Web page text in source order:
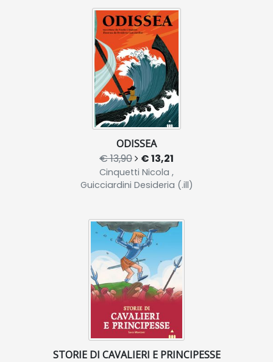
ODISSEA
€ 13,90 € 13,21
Cinquetti Nicola ,
Guicciardini Desideria (.ill)
STORIE DI CAVALIERI E PRINCIPESSE